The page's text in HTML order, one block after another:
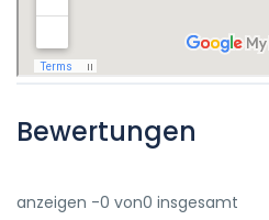
Bewertungen
anzeigen -0 von0 insgesamt